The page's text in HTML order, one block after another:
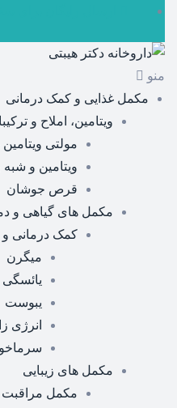
منو
مکمل غذایی و کمک درمانی
ویتامین، املاح و
مولتی ویتامین
ویتامین و شبه
قرص جوشان
مکمل های گیاهی و
کمک درمانی و
میگرن
یائسگی
یبوست
انرژی
مکمل های زیبایی
مکمل